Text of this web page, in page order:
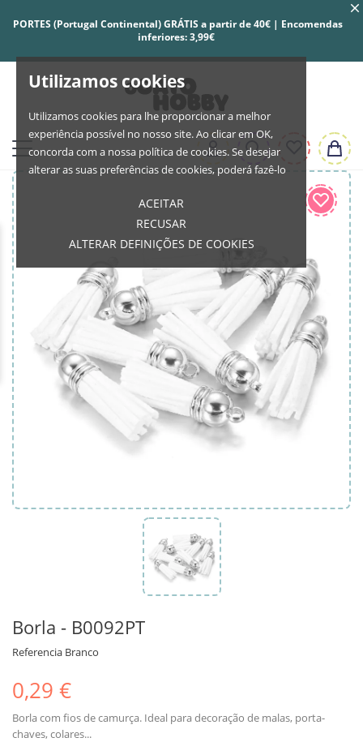
Utilizamos cookies
Utilizamos cookies para lhe proporcionar a melhor
experiência possível no nosso site. Ao clicar em OK,
concorda com a nossa política de cookies. Se desejar
alterar as suas preferências de cookies, poderá fazê-lo
ACEITAR
RECUSAR
ALTERAR DEFINIÇÕES DE COOKIES
PORTES (Portugal Continental) GRÁTIS a partir de 40€ | Encomendas
inferiores: 3,99€
Borla - B0092PT
Referencia Branco
0,29 €
Borla com fios de camurça. Ideal para decoração de malas, porta-
chaves, colares...